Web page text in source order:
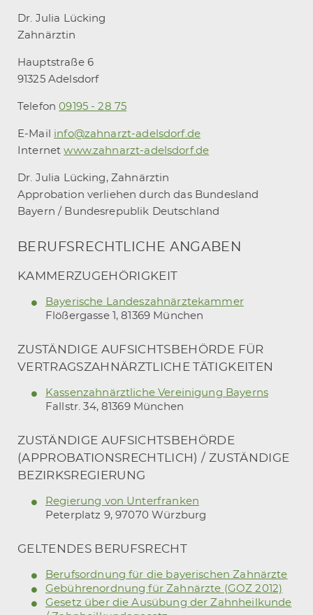
Dr. Julia Lücking
Zahnärztin
Hauptstraße 6
91325 Adelsdorf
Telefon09195 - 28 75
E-Mail info@zahnarzt-adelsdorf.de
Internetwww.zahnarzt-adelsdorf.de
Dr. Julia Lücking, Zahnärztin
Approbation verliehen durch das Bundesland
Bayern / Bundesrepublik Deutschland
BERUFSRECHTLICHE ANGABEN
KAMMERZUGEHÖRIGKEIT
Bayerische Landeszahnärztekammer
Flößergasse 1, 81369 München
ZUSTÄNDIGE AUFSICHTS­BEHÖRDE FÜR
VERTRAGS­ZAHNÄRZTLICHE TÄTIGKEITEN
Kassenzahnärztliche Vereinigung Bayerns
Fallstr. 34, 81369 München
ZUSTÄNDIGE AUFSICHTS­BEHÖRDE
(APPROBATIONS­RECHTLICH) / ZUSTÄNDIGE
BEZIRKS­REGIERUNG
Regierung von Unterfranken
Peterplatz 9, 97070 Würzburg
GELTENDES BERUFSRECHT
Berufsordnung für die bayerischen Zahnärzte
Gebührenordnung für Zahnärzte (GOZ 2012)
Gesetz über die Ausübung der Zahnheilkunde